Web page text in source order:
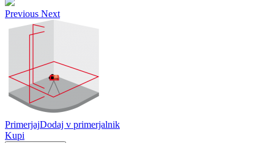
Previous Next
PrimerjajDodaj v primerjalnik
Kupi